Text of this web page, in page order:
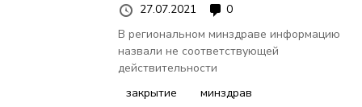
27.07.2021
0
В региональном минздраве информацию
назвали не соответствующей
действительности
закрытие
минздрав